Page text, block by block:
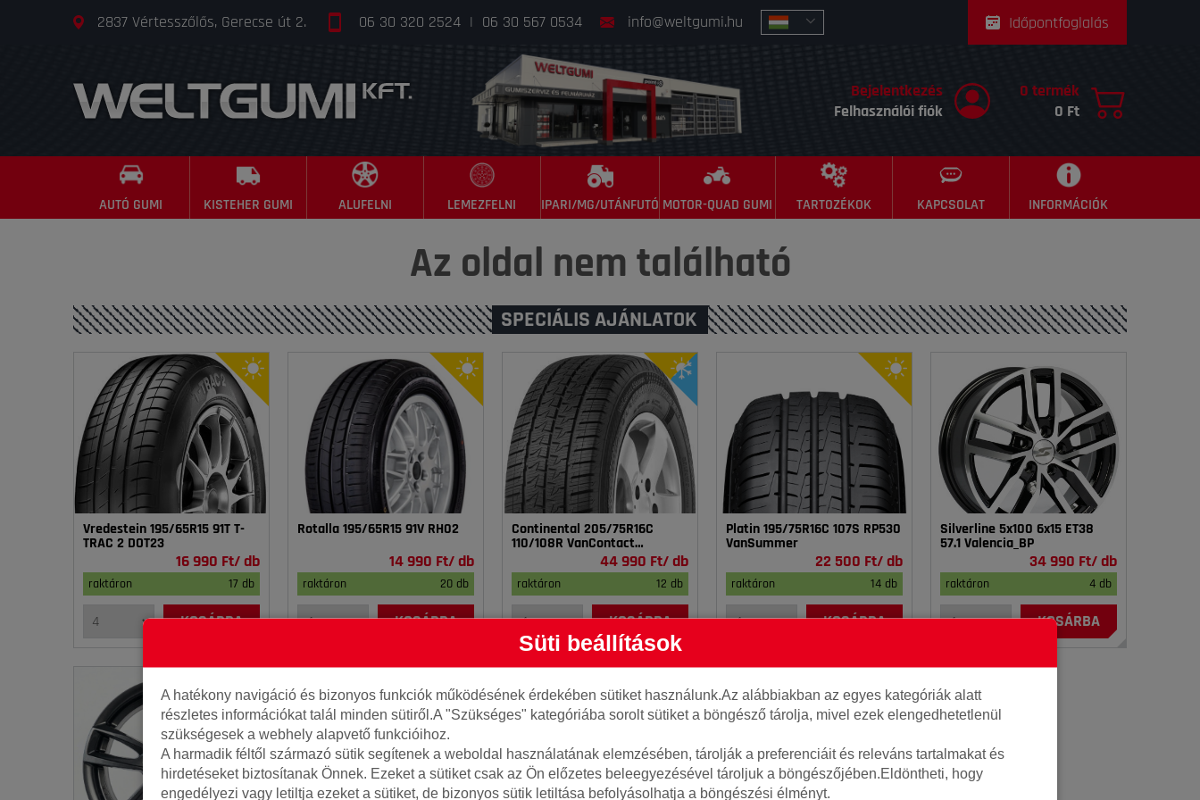
2837 Vértesszőlős, Gerecse út 2. 06 30 320 2524 | 06 30 567 0534 info@weltgumi.hu Időpontfoglalás
Bejelentkezés
Felhasználói fiók
0 termék
0 Ft
AUTÓ GUMI KISTEHER GUMI ALUFELNI LEMEZFELNI IPARI/MG/UTÁNFUTÓ MOTOR-QUAD GUMI TARTOZÉKOK KAPCSOLAT INFORMÁCIÓK
Az oldal nem található
SPECIÁLIS AJÁNLATOK
Vredestein 195/65R15 91T T-
TRAC 2 DOT23
16 990 Ft/ db
raktáron 17 db
KOSÁRBA
Rotalla 195/65R15 91V RH02
14 990 Ft/ db
raktáron 20 db
KOSÁRBA
Continental 205/75R16C
110/108R VanContact
44 990 Ft/ db
raktáron 12 db
KOSÁRBA
Platin 195/75R16C 107S RP530
VanSummer
22 500 Ft/ db
raktáron 14 db
KOSÁRBA
Silverline 5x100 6x15 ET38
57.1 Valencia_BP
34 990 Ft/ db
raktáron 4 db
KOSÁRBA
Süti beállítások
A hatékony navigáció és bizonyos funkciók működésének érdekében sütiket használunk.Az alábbiakban az egyes kategóriák alatt
részletes információkat talál minden sütiről.A "Szükséges" kategóriába sorolt sütiket a böngésző tárolja, mivel ezek elengedhetetlenül
szükségesek a webhely alapvető funkcióihoz.
A harmadik féltől származó sütik segítenek a weboldal használatának elemzésében, tárolják a preferenciáit és releváns tartalmakat és
hirdetéseket biztosítanak Önnek. Ezeket a sütiket csak az Ön előzetes beleegyezésével tároljuk a böngészőjében.Eldöntheti, hogy
engedélyezi vagy letiltja ezeket a sütiket, de bizonyos sütik letiltása befolyásolhatja a böngészési élményt.